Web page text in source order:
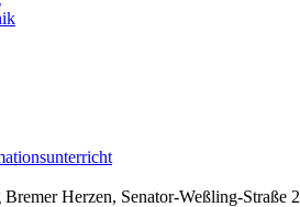
Herzen, Senator-Weßling-Straße 2